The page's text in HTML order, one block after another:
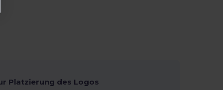
Platzierung des Logos